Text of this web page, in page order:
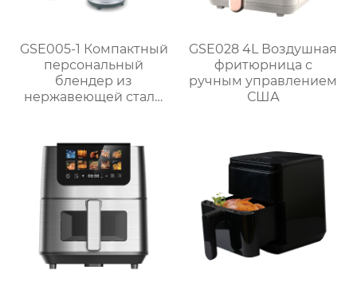
GSE005-1 Компактный
персональный
блендер из
нержавеющей стали
GSE028 4L Воздушная
фритюрница с
ручным управлением
США